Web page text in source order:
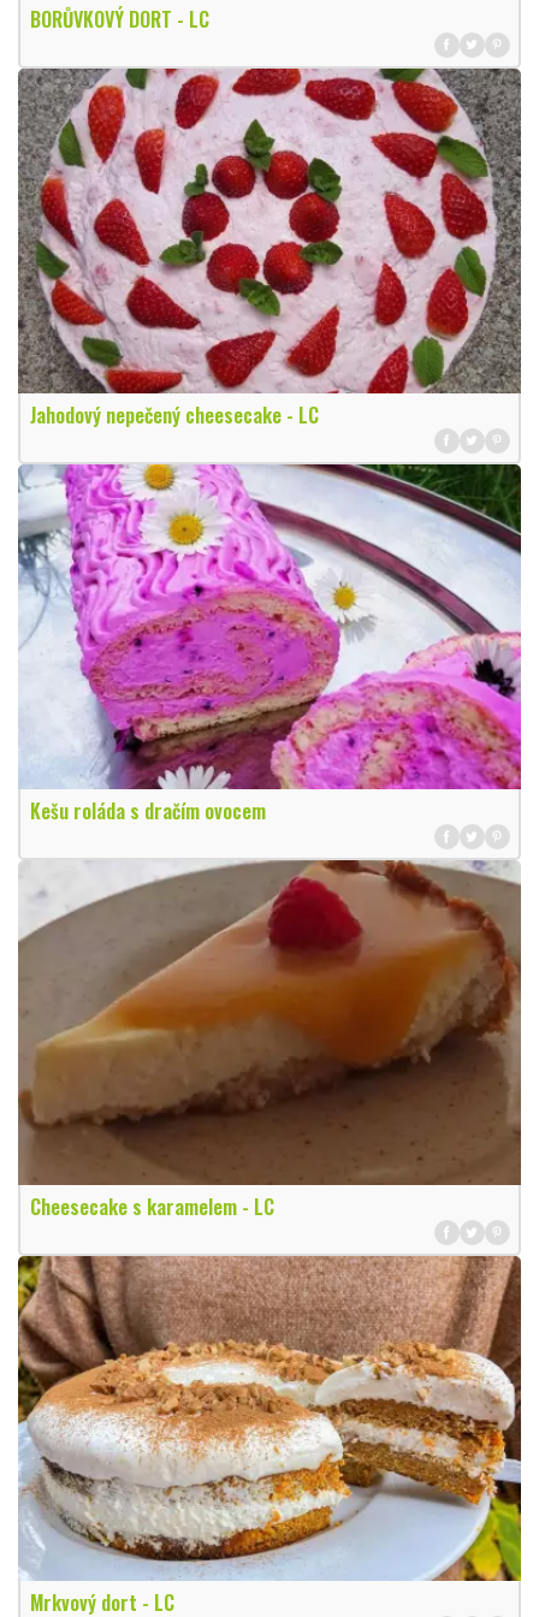
BORŮVKOVÝ DORT - LC
Jahodový nepečený cheesecake - LC
Kešu roláda s dračím ovocem
Cheesecake s karamelem - LC
Mrkvový dort - LC